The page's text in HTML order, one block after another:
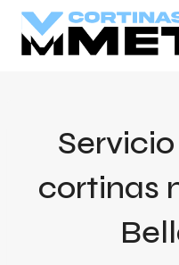
Skip
content
cortinas